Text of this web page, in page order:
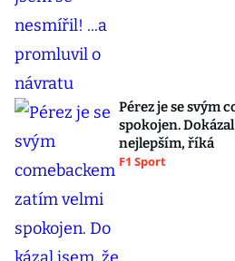
Pérez je se svým
spokojen.
nejlepším, říká
F1 Sport